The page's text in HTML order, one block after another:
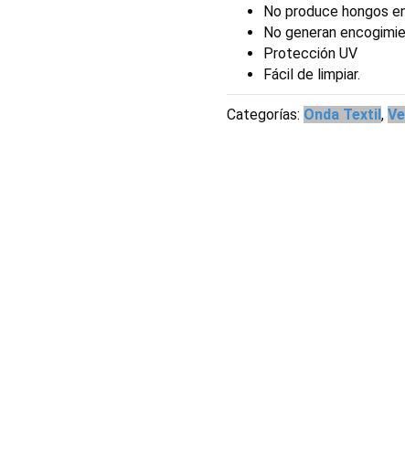
No produce hongos
No generan
Protección UV
Fácil de limpiar.
Categorías: Onda Textil,